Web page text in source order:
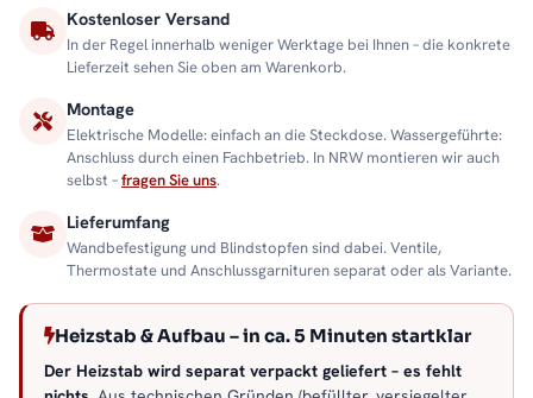
Kostenloser Versand
In der Regel innerhalb weniger Werktage bei Ihnen – die konkrete
Lieferzeit sehen Sie oben am Warenkorb.
Montage
Elektrische Modelle: einfach an die Steckdose. Wassergeführte:
Anschluss durch einen Fachbetrieb. In NRW montieren wir auch
selbst –fragen Sie uns.
Lieferumfang
Wandbefestigung und Blindstopfen sind dabei. Ventile,
Thermostate und Anschlussgarnituren separat oder als Variante.
Heizstab & Aufbau – in ca. 5 Minuten startklar
Der Heizstab wird separat verpackt geliefert – es fehlt